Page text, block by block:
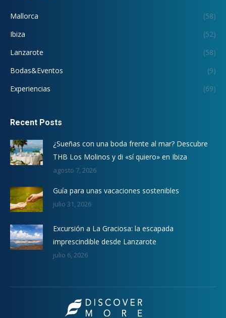
Mallorca
(58)
Ibiza
(52)
Lanzarote
(58)
Bodas&Eventos
(9)
Experiencias
(69)
Recent Posts
¿Sueñas con una boda frente al mar? Descubre
THB Los Molinos y di «sí quiero» en Ibiza
agosto 7, 2026
Guía para unas vacaciones sostenibles
julio 31, 2026
Excursión a La Graciosa: la escapada
imprescindible desde Lanzarote
julio 6, 2026